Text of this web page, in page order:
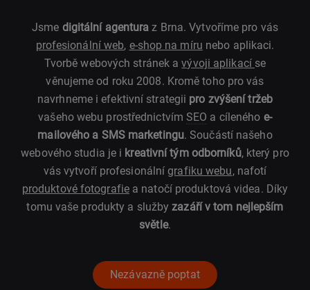
Jsme digitální agentura z Brna. Vytvoříme pro vás
profesionální web, e-shop na míru nebo aplikaci.
Tvorbě webových stránek avývoji aplikací se
věnujeme od roku 2008. Kromě toho pro vás
navrhneme i efektivní strategii pro zvýšení tržeb
vašeho webu prostřednictvím SEO a cíleného e-
mailového a SMS marketingu. Součástí našeho
webového studia je i kreativní tým odborníků, který pro
vás vytvoří profesionálnígrafiku webu, nafotí
produktové fotografiea natočí produktová videa. Díky
tomu vaše produkty a službyzazáří v tom nejlepším
světle.
Nezávazně poptat